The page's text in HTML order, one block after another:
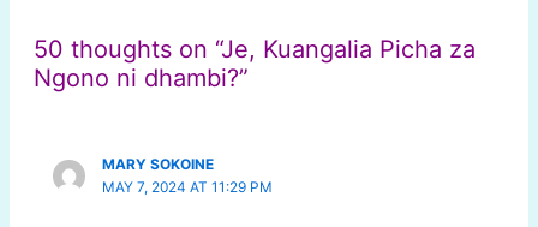
50 thoughts on “Je, Kuangalia Picha za
Ngono ni dhambi?”
MARY SOKOINE
MAY 7, 2024 AT 11:29 PM